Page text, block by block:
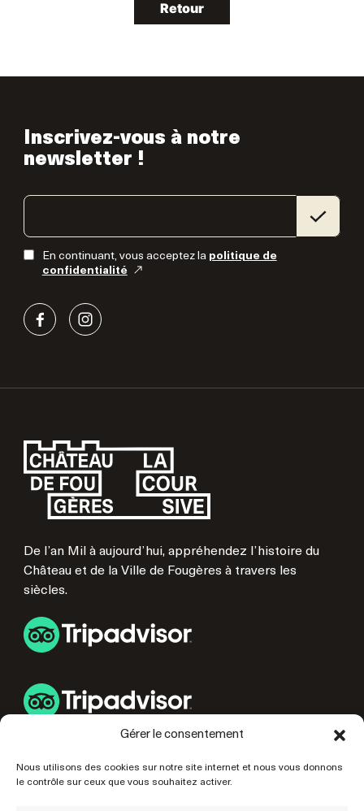
Gérer le consentement
Nous utilisons des cookies sur notre site internet et nous vous donnons
le contrôle sur ceux que vous souhaitez activer.
Retour
Inscrivez-vous à notre
newsletter !
En continuant, vous acceptez la politique de
confidentialité
De l’an Mil à aujourd’hui, appréhendez l’histoire du
Château et de la Ville de Fougères à travers les
siècles.
LIENS UTILES